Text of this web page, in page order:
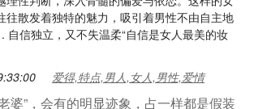
往散发着独特的魅力，吸引着男性不由自主地
自信独立，又不失温柔“自信是女人最美的妆
爱得,特点,男人,女人,男性,爱情